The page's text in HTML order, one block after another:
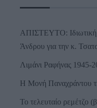
ΑΠΙΣΤΕΥΤΟ: Ιδιωτική
Άνδρου για την κ.
Λιμάνι Ραφήνας 1945-
Η Μονή Παναχράντου
Το τελευταίο ρεμέτζο